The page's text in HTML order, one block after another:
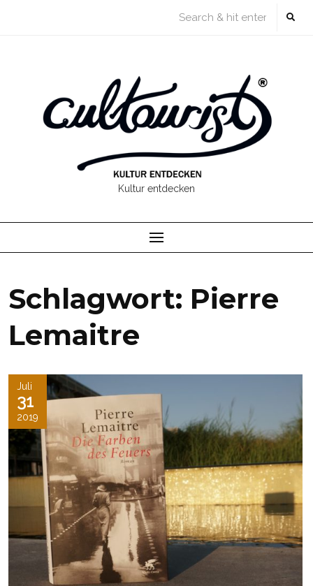
Kultur entdecken
Schlagwort: Pierre
Lemaitre
Juli
31
2019